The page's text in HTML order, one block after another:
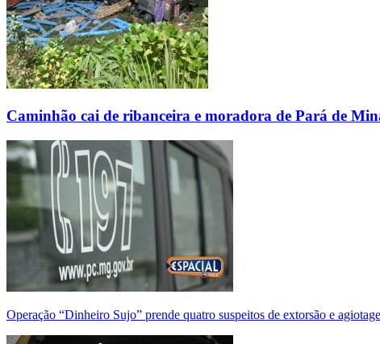
Caminhão cai de ribanceira e moradora de Pará de
Operação “Dinheiro Sujo” prende quatro suspeitos de extorsão e